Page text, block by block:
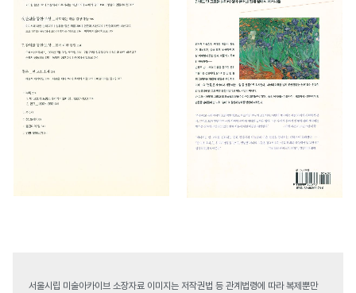
서울시립 미술아카이브 소장자료 이미지는 저작권법 등 관계법령에 따라 복제뿐만